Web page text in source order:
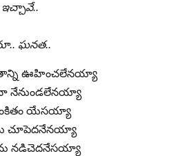
ఘనత..
ఊహించలేనయ్యా
నేనుండలేనయ్యా
యేసయ్యా
చూపెదనేనయ్యా
నడిచెదనేసయ్యా